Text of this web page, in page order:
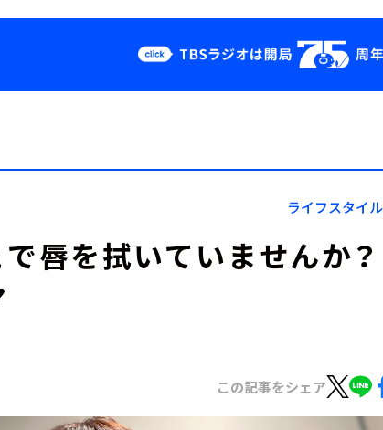
Podcast
YouTube
会社情報
ライフスタイル
唇を拭いていませんか？
この記事をシェア